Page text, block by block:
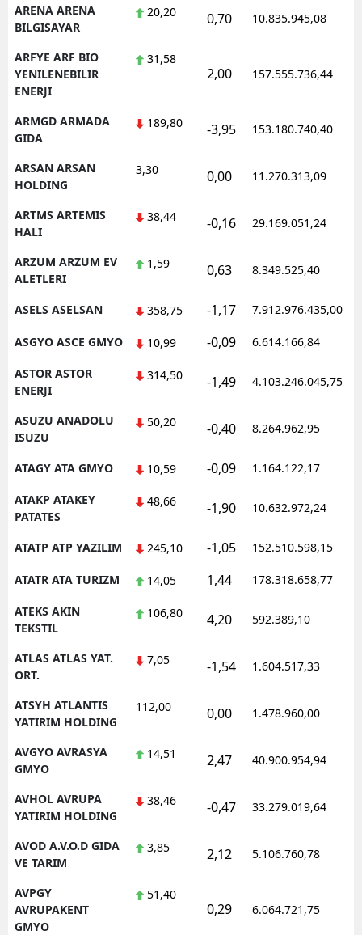
ARENA ARENA
BILGISAYAR
20,20 0,70 10.835.945,08
ARFYE ARF BIO
YENILENEBILIR
ENERJI
31,58
2,00 157.555.736,44
ARMGD ARMADA
GIDA
189,80 -3,95 153.180.740,40
ARSAN ARSAN
HOLDING
3,30 0,00 11.270.313,09
ARTMS ARTEMIS
HALI
38,44 -0,16 29.169.051,24
ARZUM ARZUM EV
ALETLERI
1,59 0,63 8.349.525,40
ASELS ASELSAN 358,75 -1,17 7.912.976.435,00
ASGYO ASCE GMYO 10,99 -0,09 6.614.166,84
ASTOR ASTOR
ENERJI
314,50 -1,49 4.103.246.045,75
ASUZU ANADOLU
ISUZU
50,20 -0,40 8.264.962,95
ATAGY ATA GMYO 10,59 -0,09 1.164.122,17
ATAKP ATAKEY
PATATES
48,66 -1,90 10.632.972,24
ATATP ATP YAZILIM 245,10 -1,05 152.510.598,15
ATATR ATA TURIZM 14,05 1,44 178.318.658,77
ATEKS AKIN
TEKSTIL
106,80 4,20 592.389,10
ATLAS ATLAS YAT.
ORT.
7,05 -1,54 1.604.517,33
ATSYH ATLANTIS
YATIRIM HOLDING
112,00 0,00 1.478.960,00
AVGYO AVRASYA
GMYO
14,51 2,47 40.900.954,94
AVHOL AVRUPA
YATIRIM HOLDING
38,46 -0,47 33.279.019,64
AVOD A.V.O.D GIDA
VE TARIM
3,85 2,12 5.106.760,78
AVPGY
AVRUPAKENT
GMYO
51,40
0,29 6.064.721,75